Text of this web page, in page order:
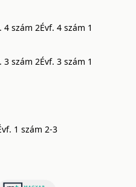
4 szám 2Évf. 4 szám 1
3 szám 2Évf. 3 szám 1
1 szám 2-3